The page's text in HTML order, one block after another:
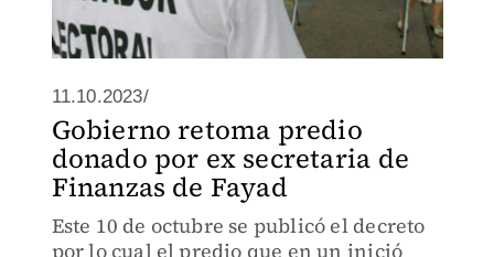
11.10.2023/
Gobierno retoma predio
donado por ex secretaria de
Finanzas de Fayad
Este 10 de octubre se publicó el decreto
por lo cual el predio que en un inició